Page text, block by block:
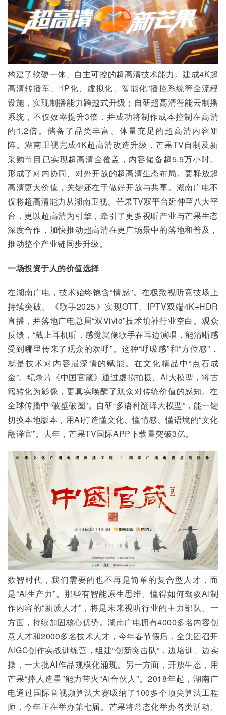
构建了软硬一体、自主可控的超高清技术能力。建成4K超
高清转播车、“IP化、虚拟化、智能化”播控系统等全流程
设施，实现制播能力跨越式升级；自研超高清智能云制播
系统，不仅效率提升3倍，并成功将制作成本控制在高清
的1.2倍。储备了品类丰富、体量充足的超高清内容矩
阵。湖南卫视完成4K超高清改造升级，芒果TV自制及新
采购节目已实现超高清全覆盖，内容储备超5.5万小时。
形成了对内协同、对外开放的超高清生态布局。要释放超
高清更大价值，关键还在于做好开放与共享。湖南广电不
仅将超高清能力从湖南卫视、芒果TV双平台延伸至八大平
台，更以超高清为引擎，牵引了更多视听产业与芒果生态
深度合作，加快推动超高清在更广场景中的落地和普及，
推动整个产业链同步升级。
一场投资于人的价值选择
在湖南广电，技术始终饱含“情感”。在极致视听竞技场上
持续突破。《歌手2025》实现OTT、IPTV双端4K+HDR
直播，并落地广电总局“双Vivid”技术填补行业空白。观众
反馈，“戴上耳机听，感觉就像歌手在耳边演唱，能清晰感
受到哪里传来了观众的欢呼”。这种“呼吸感”和“方位感”，
就是技术对内容最深情的赋能。在文化精品中“点石成
金”。纪录片《中国官箴》通过虚拟拍摄、AI大模型，将古
籍转化为影像，更真实唤醒了观众对传统价值的感知。在
全球传播中“破壁破圈”。自研“多语种翻译大模型”，能一键
切换本地版本，用AI打造懂文化、懂情感、懂语境的“文化
翻译官”。去年，芒果TV国际APP下载量突破3亿。
数智时代，我们需要的也不再是简单的复合型人才，而
是“AI生产力”。那些有智能原生思维、懂得如何驾驭AI制
作内容的“新质人才”，将是未来视听行业的主力部队。一
方面，持续加固核心优势。湖南广电拥有4000多名内容创
意人才和2000多名技术人才，今年春节假后，全集团召开
AIGC创作实战训练营，组建“创新突击队”，边培训、边实
操，一大批AI作品规模化涌现。另一方面，开放生态，用
芒果“捧人造星”能力带火“AI合伙人”。2018年起，湖南广
电通过国际音视频算法大赛吸纳了100多个顶尖算法工程
师，今年正在举办第七届。芒果将常态化举办各类活动、